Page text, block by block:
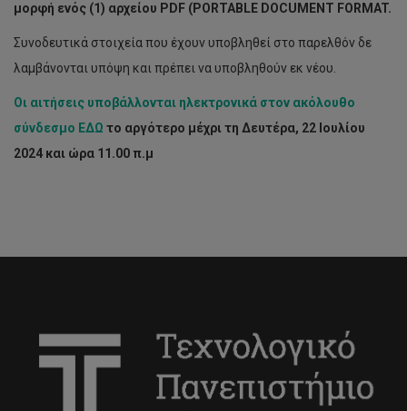
μορφή ενός (1) αρχείου PDF (PORTABLE DOCUMENT FORMAT.
Συνοδευτικά στοιχεία που έχουν υποβληθεί στο παρελθόν δε
λαμβάνονται υπόψη και πρέπει να υποβληθούν εκ νέου.
Οι αιτήσεις υποβάλλονται ηλεκτρονικά στον ακόλουθο
σύνδεσμο ΕΔΩ το αργότερο μέχρι τη Δευτέρα, 22 Ιουλίου
2024 και ώρα 11.00 π.μ